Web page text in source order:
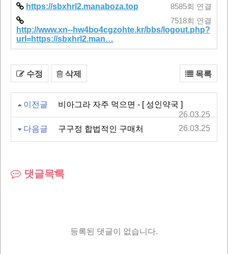
https://sbxhrl2.manaboza.top 8585회 연결
http://www.xn--hw4bo4cgzohte.kr/bbs/logout.php?
url=https://sbxhrl2.man…
7518회 연결
수정 삭제 목록
이전글
비아그라 자주 먹으면 - [ 성인약국 ]
26.03.25
다음글
구구정 합법적인 구매처 26.03.25
댓글목록
등록된 댓글이 없습니다.